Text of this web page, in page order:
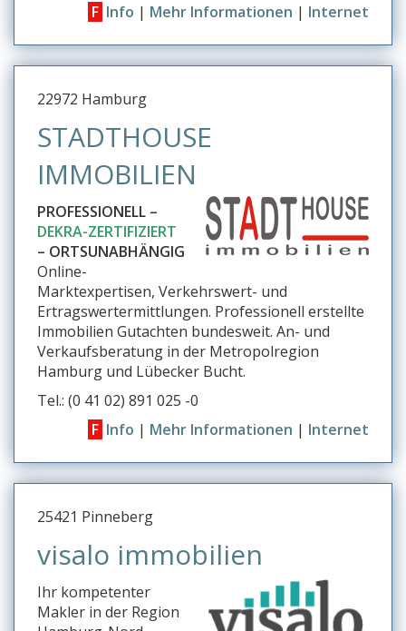
F Info | Mehr Informationen | Internet
22972 Hamburg
STADTHOUSE
IMMOBILIEN
PROFESSIONELL –
DEKRA-ZERTIFIZIERT
– ORTSUNABHÄNGIG
Online-
Marktexpertisen, Verkehrswert- und
Ertragswertermittlungen. Professionell erstellte
Immobilien Gutachten bundesweit. An- und
Verkaufsberatung in der Metropolregion
Hamburg und Lübecker Bucht.
Tel.: (0 41 02) 891 025 -0
F Info | Mehr Informationen | Internet
25421 Pinneberg
visalo immobilien
Ihr kompetenter
Makler in der Region